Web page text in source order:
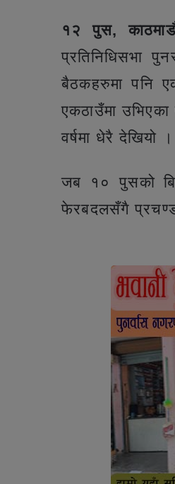
१२ पुस,
प्रतिनिधिसभा
बैठकहरुमा पनि
एकठाउँमा
वर्षमा धेरै देखियो ।
जब १० पुसको
फेरबदलसँगै प्रचण्ड